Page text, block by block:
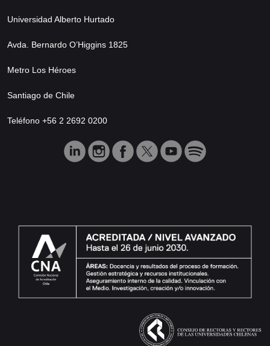
Universidad Alberto Hurtado
Avda. Bernardo O’Higgins 1825
Metro Los Héroes
Santiago de Chile
Teléfono +56 2 2692 0200